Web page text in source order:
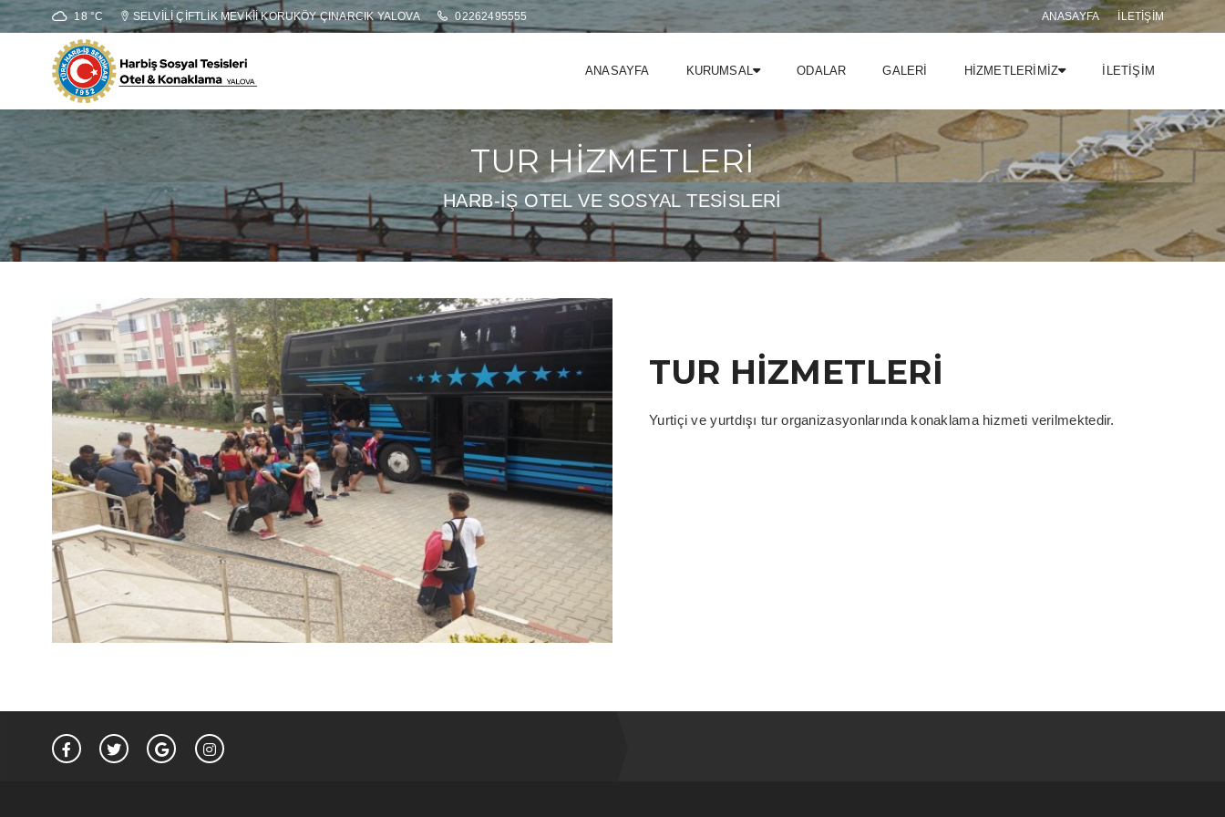
18 °C SELVİLİ ÇİFTLİK MEVKİİ KORUKÖY ÇINARCIK YALOVA 02262495555 ANASAYFA İLETIŞIM
ANASAYFA KURUMSAL ODALAR GALERİ HİZMETLERİMİZ İLETİŞİM
TUR HİZMETLERİ
HARB-İŞ OTEL VE SOSYAL TESİSLERİ
TUR HİZMETLERİ
Yurtiçi ve yurtdışı tur organizasyonlarında konaklama hizmeti verilmektedir.